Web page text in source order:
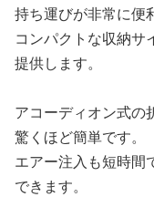
持ち運びが非常に便
コンパクトな収納サ
提供します。
アコーディオン式の
驚くほど簡単です。
エアー注入も短時間
できます。